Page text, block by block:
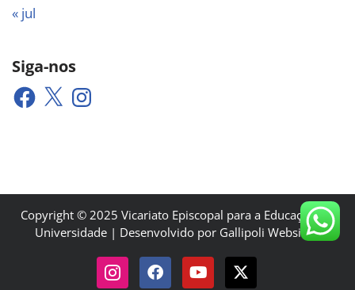
« jul
Siga-nos
Copyright © 2025 Vicariato Episcopal para a Educação e a
Universidade | Desenvolvido por Gallipoli Websites.